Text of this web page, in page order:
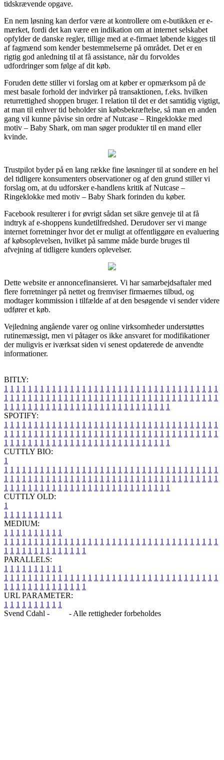
tidskrævende opgave.
En nem løsning kan derfor være at kontrollere om e-butikken er e-
mærket, fordi det kan være en indikation om at internet selskabet
opfylder de danske regler, tillige med at e-firmaet løbende kigges til
af fagmænd som kender bestemmelserne på området. Det er en
rigtig god anledning til at få assistance, når du forvoldes
udfordringer som følge af dit køb.
Foruden dette stiller vi forslag om at køber er opmærksom på de
mest basale forhold der indvirker på transaktionen, f.eks. hvilken
returrettighed shoppen bruger. I relation til det er det samtidig vigtigt,
at man til enhver tid beholder sin købsbekræftelse, så man en anden
gang vil kunne påvise sin ordre af Nutcase – Ringeklokke med
motiv – Baby Shark, om man søger produkter til en mand eller
kvinde.
Trustpilot byder på en lang række fine løsninger til at sondere en hel
del tidligere konsumenters observationer og af den grund stiller vi
forslag om, at du udforsker e-handlens kritik af Nutcase –
Ringeklokke med motiv – Baby Shark forinden du køber.
Facebook resulterer i for øvrigt sådan set sikre genveje til at få
indtryk af e-shoppens kundetilfredshed. Derudover ser vi mange
internet forretninger hvor det er muligt at offentliggøre en evaluering
af købsoplevelsen, hvilket på samme måde burde bruges til
afvejning af tidligere kunders oplevelser.
Dette website er annoncefinansieret. Vi har samarbejdsaftaler med
flere forretninger på nettet og fremviser firmaernes tilbud, og
modtager kommission i tilfælde af at den besøgende vi sender videre
udfører et køb.
Vejledning angående varer og online virksomheder understøttes
rutinemæssigt, men vi påtager os ikke ansvaret for modifikationer
der muligvis er iværksat siden vi senest opdaterede de anvendte
informationer.
BITLY:
1 1 1 1 1 1 1 1 1 1 1 1 1 1 1 1 1 1 1 1 1 1 1 1 1 1 1 1 1 1 1 1 1 1 1 1
1 1 1 1 1 1 1 1 1 1 1 1 1 1 1 1 1 1 1 1 1 1 1 1 1 1 1 1 1 1 1 1 1 1 1 1
1 1 1 1 1 1 1 1 1 1 1 1 1 1 1 1 1 1 1 1 1 1 1 1 1 1 1 1
SPOTIFY:
1 1 1 1 1 1 1 1 1 1 1 1 1 1 1 1 1 1 1 1 1 1 1 1 1 1 1 1 1 1 1 1 1 1 1 1
1 1 1 1 1 1 1 1 1 1 1 1 1 1 1 1 1 1 1 1 1 1 1 1 1 1 1 1 1 1 1 1 1 1 1 1
1 1 1 1 1 1 1 1 1 1 1 1 1 1 1 1 1 1 1 1 1 1 1 1 1 1 1 1
CUTTLY BIO:
1
1 1 1 1 1 1 1 1 1 1 1 1 1 1 1 1 1 1 1 1 1 1 1 1 1 1 1 1 1 1 1 1 1 1 1 1
1 1 1 1 1 1 1 1 1 1 1 1 1 1 1 1 1 1 1 1 1 1 1 1 1 1 1 1 1 1 1 1 1 1 1 1
1 1 1 1 1 1 1 1 1 1 1 1 1 1 1 1 1 1 1 1 1 1 1 1 1 1 1 1
CUTTLY OLD:
1
1 1 1 1 1 1 1 1 1 1
MEDIUM:
1 1 1 1 1 1 1 1 1 1
1 1 1 1 1 1 1 1 1 1 1 1 1 1 1 1 1 1 1 1 1 1 1 1 1 1 1 1 1 1 1 1 1 1 1 1
1 1 1 1 1 1 1 1 1 1 1 1 1 1
PARALLELS:
1 1 1 1 1 1 1 1 1 1
1 1 1 1 1 1 1 1 1 1 1 1 1 1 1 1 1 1 1 1 1 1 1 1 1 1 1 1 1 1 1 1 1 1 1 1
1 1 1 1 1 1 1 1 1 1 1 1 1 1
URL PARAMETER:
1 1 1 1 1 1 1 1 1 1
Svend Cdahl -
- Alle rettigheder forbeholdes